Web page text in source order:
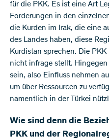
für die PKK. Es ist eine Art
Forderungen in den
die Kurden im Irak, die eine
des Landes haben, diese
Kurdistan sprechen. Die PKK
nicht infrage stellt.
sein, also Einfluss nehmen
um über Ressourcen zu
namentlich in der Türkei
Wie sind denn die
PKK und der